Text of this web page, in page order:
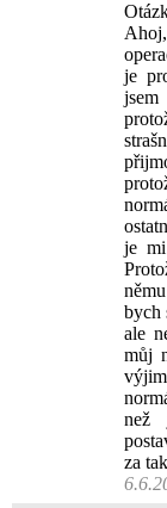
je
je
bych
ale
můj
než
za